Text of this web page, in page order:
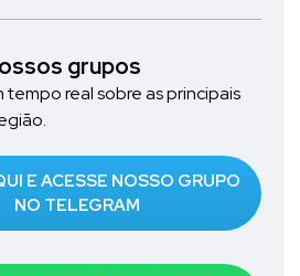
grupos
real sobre as principais
E ACESSE NOSSO GRUPO
NO TELEGRAM